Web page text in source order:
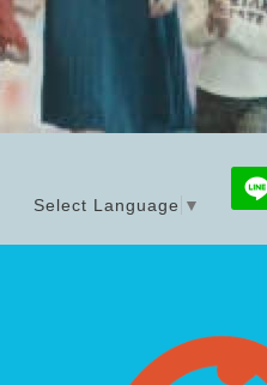
Select Language ▼